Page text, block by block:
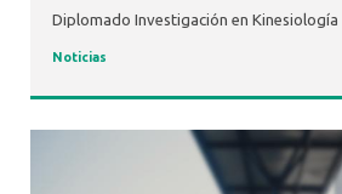
Diplomado Investigación en Kinesiología
Noticias